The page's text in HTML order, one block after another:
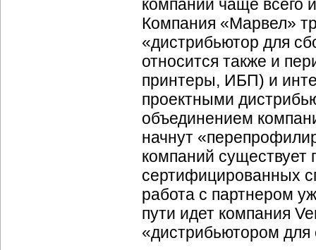
компании чаще всего
Компания «Марвел»
«дистрибьютор для
относится также и
принтеры, ИБП) и
проектными
объединением
начнут
компаний существует
сертифицированных
работа с партнером
пути идет компания
«дистрибьютором для